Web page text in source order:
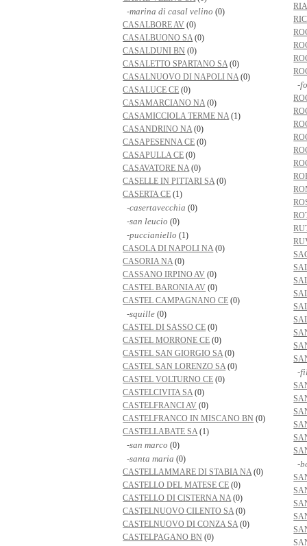
-marina di casal velino (0)
CASALBORE AV (0)
CASALBUONO SA(0)
CASALDUNI BN (0)
CASALETTO SPARTANO SA(0)
CASALNUOVO DI NAPOLI NA(0)
CASALUCE CE (0)
CASAMARCIANO NA(0)
CASAMICCIOLA TERME NA(1)
CASANDRINO NA(0)
CASAPESENNA CE (0)
CASAPULLA CE (0)
CASAVATORE NA(0)
CASELLE IN PITTARI SA(0)
CASERTA CE (1)
-casertavecchia (0)
-san leucio (0)
-puccianiello (1)
CASOLA DI NAPOLI NA(0)
CASORIA NA(0)
CASSANO IRPINO AV (0)
CASTEL BARONIA AV (0)
CASTEL CAMPAGNANO CE (0)
-squille (0)
CASTEL DI SASSO CE (0)
CASTEL MORRONE CE (0)
CASTEL SAN GIORGIO SA(0)
CASTEL SAN LORENZO SA(0)
CASTEL VOLTURNO CE (0)
CASTELCIVITA SA(0)
CASTELFRANCI AV (0)
CASTELFRANCO IN MISCANO BN (0)
CASTELLABATE SA(1)
-san marco (0)
-santa maria (0)
CASTELLAMMARE DI STABIA NA(0)
CASTELLO DEL MATESE CE (0)
CASTELLO DI CISTERNA NA(0)
CASTELNUOVO CILENTO SA(0)
CASTELNUOVO DI CONZA SA(0)
CASTELPAGANO BN (0)
-
-
-